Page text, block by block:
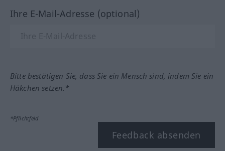
Ihre E-Mail-Adresse (optional)
Bitte bestätigen Sie, dass Sie ein Mensch sind, indem Sie ein
Häkchen setzen.*
*Pflichtfeld
Feedback absenden